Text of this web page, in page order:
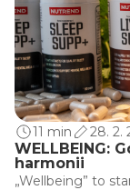
11 min 28. 2.
WELLBEING:
harmonii
„Wellbeing” to